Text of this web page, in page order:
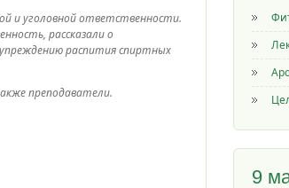
и уголовной ответственности.
рассказали о
распития спиртных
преподаватели.
9